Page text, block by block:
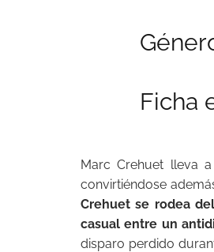
Ficha
Marc Crehuet lleva
convirtiéndose
Crehuet se rodea
casual entre un
disparo perdido